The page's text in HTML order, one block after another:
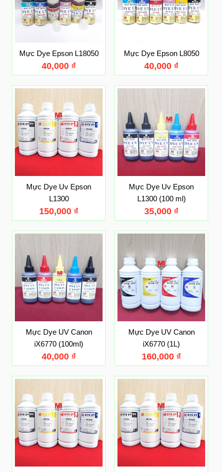
Mực Dye Epson L18050
40,000 ₫
Mực Dye Epson L8050
40,000 ₫
Mực Dye Uv Epson
L1300
150,000 ₫
Mực Dye Uv Epson
L1300 (100 ml)
35,000 ₫
Mực Dye UV Canon
iX6770 (100ml)
40,000 ₫
Mực Dye UV Canon
iX6770 (1L)
160,000 ₫